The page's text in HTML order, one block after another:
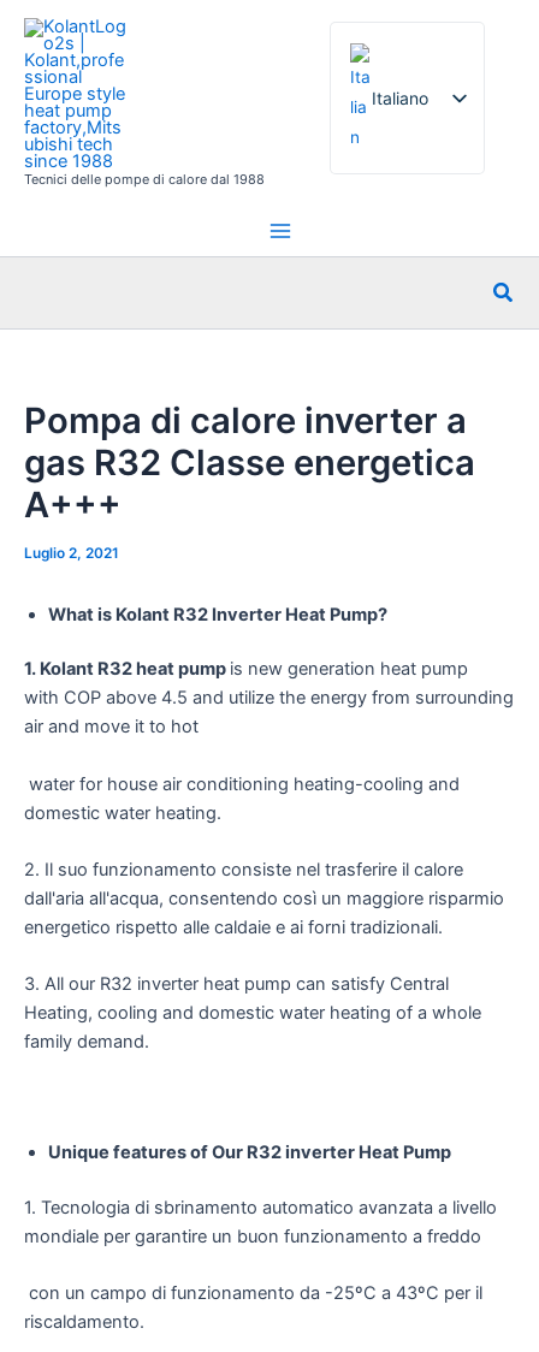
contenuto
Tecnici delle pompe di calore dal 1988
Italiano
English
German
Portuguese
Dutch
Pompa di calore inverter a
gas R32 Classe energetica
A+++
Luglio 2, 2021
What is Kolant R32 Inverter Heat Pump?
1. Kolant R32 heat pump is new generation heat pump
with COP above 4.5 and utilize the energy from surrounding
air and move it to hot
water for house air conditioning heating-cooling and
domestic water heating.
2. Il suo funzionamento consiste nel trasferire il calore
dall'aria all'acqua, consentendo così un maggiore risparmio
energetico rispetto alle caldaie e ai forni tradizionali.
3. All our R32 inverter heat pump can satisfy Central
Heating, cooling and domestic water heating of a whole
family demand.
Unique features of Our R32 inverter Heat Pump
1. Tecnologia di sbrinamento automatico avanzata a livello
mondiale per garantire un buon funzionamento a freddo
con un campo di funzionamento da -25ºC a 43ºC per il
riscaldamento.